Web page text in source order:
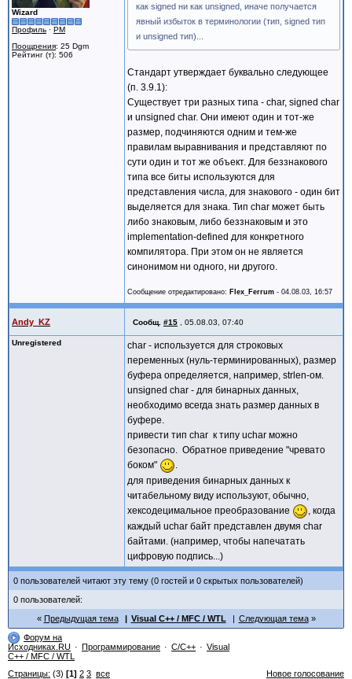
Wizard
Профиль · PM
Поощрения: 25 Dgm
Рейтинг (т): 506
как signed ни как unsigned, иначе получается
явный избыток в терминологии (тип, signed тип
и unsigned тип)...
Стандарт утверждает буквально следующее
(п. 3.9.1):
Существует три разных типа - char, signed char
и unsigned char. Они имеют один и тот-же
размер, подчиняются одним и тем-же
правилам выравнивания и представляют по
сути один и тот же объект. Для беззнакового
типа все биты используются для
представления числа, для знакового - один бит
выделяется для знака. Тип char может быть
либо знаковым, либо беззнаковым и это
implementation-defined для конкретного
компилятора. При этом он не является
синонимом ни одного, ни другого.
Сообщение отредактировано: Flex_Ferrum - 04.08.03, 16:57
Andy_KZ Сообщ. #15 05.08.03, 07:40
Unregistered
char - используется для строковых
переменных (нуль-терминированных), размер
буфера определяется, например, strlen-ом.
unsigned char - для бинарных данных,
необходимо всегда знать размер данных в
буфере.
привести тип char к типу uchar можно
безопасно. Обратное приведение "чревато
боком"
.
для приведения бинарных данных к
читабельному виду используют, обычно,
хексодецимальное преобразование
, когда
каждый uchar байт представлен двумя char
байтами. (например, чтобы напечатать
цифровую подпись...)
0 пользователей читают эту тему (0 гостей и 0 скрытых пользователей)
0 пользователей:
Предыдущая тема
Visual C++ / MFC / WTL
Следующая тема
Форум на
Исходниках.RU
Программирование C/C++
Visual
C++ / MFC / WTL
Страницы: (3) [1] 2 3 все Новое голосование